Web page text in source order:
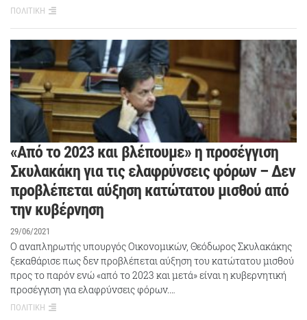
ΠΟΛΙΤΙΚΗ
«Από το 2023 και βλέπουμε» η προσέγγιση
Σκυλακάκη για τις ελαφρύνσεις φόρων – Δεν
προβλέπεται αύξηση κατώτατου μισθού από
την κυβέρνηση
29/06/2021
Ο αναπληρωτής υπουργός Οικονομικών, Θεόδωρος Σκυλακάκης
ξεκαθάρισε πως δεν προβλέπεται αύξηση του κατώτατου μισθού
προς το παρόν ενώ «από το 2023 και μετά» είναι η κυβερνητική
προσέγγιση για ελαφρύνσεις φόρων.…
ΠΟΛΙΤΙΚΗ